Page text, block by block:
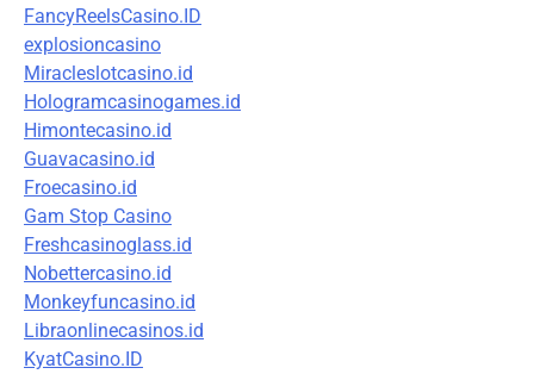
FancyReelsCasino.ID
explosioncasino
Miracleslotcasino.id
Hologramcasinogames.id
Himontecasino.id
Guavacasino.id
Froecasino.id
Gam Stop Casino
Freshcasinoglass.id
Nobettercasino.id
Monkeyfuncasino.id
Libraonlinecasinos.id
KyatCasino.ID